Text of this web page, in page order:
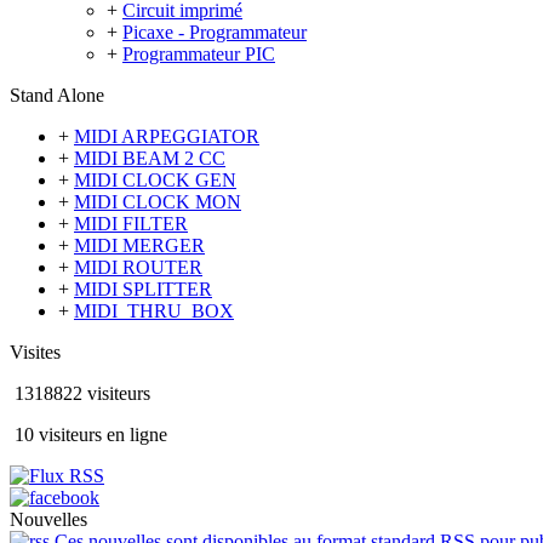
+ Circuit imprimé
+ Picaxe - Programmateur
+ Programmateur PIC
Stand Alone
+ MIDI ARPEGGIATOR
+ MIDI BEAM 2 CC
+ MIDI CLOCK GEN
+ MIDI CLOCK MON
+ MIDI FILTER
+ MIDI MERGER
+ MIDI ROUTER
+ MIDI SPLITTER
+ MIDI_THRU_BOX
Visites
1318822 visiteurs
10 visiteurs en ligne
Nouvelles